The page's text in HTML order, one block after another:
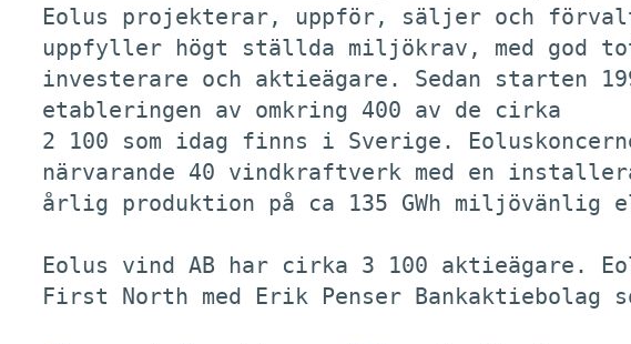
Eolus projekterar, uppför, säljer och
uppfyller högt ställda miljökrav, med god
investerare och aktieägare. Sedan starten
etableringen av omkring 400 av de cirka
2 100 som idag finns i Sverige.
närvarande 40 vindkraftverk med en
årlig produktion på ca 135 GWh miljövänlig
Eolus vind AB har cirka 3 100 aktieägare.
First North med Erik Penser Bankaktiebolag